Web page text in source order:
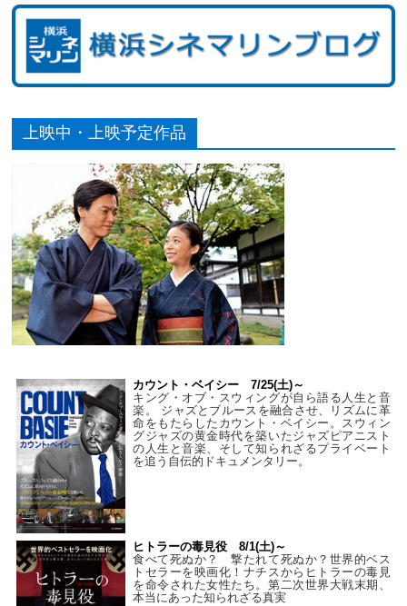
上映中・上映予定作品
カウント・ベイシー 7/25(土)～
キング・オブ・スウィングが自ら語る人生と音
楽。 ジャズとブルースを融合させ、リズムに革
命をもたらしたカウント・ベイシー。スウィン
グジャズの黄金時代を築いたジャズピアニスト
の人生と音楽、そして知られざるプライベート
を追う自伝的ドキュメンタリー。
ヒトラーの毒見役 8/1(土)～
食べて死ぬか？ 撃たれて死ぬか？世界的ベス
トセラーを映画化！ナチスからヒトラーの毒見
を命令された女性たち。第二次世界大戦末期、
本当にあった知られざる真実